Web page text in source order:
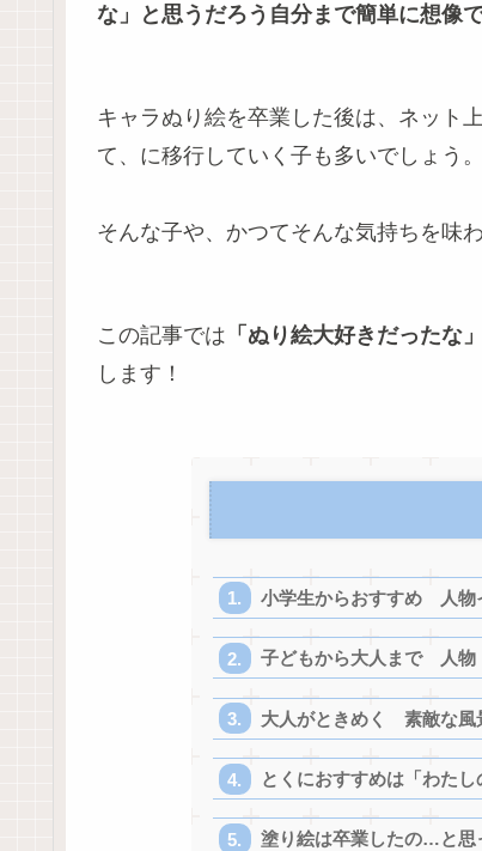
な」と思うだろう自分まで簡単に想像
キャラぬり絵を卒業した後は、ネット
て、に移行していく子も多いでしょう。
そんな子や、かつてそんな気持ちを味
この記事では 「ぬり絵大好きだったな
します！
小学生からおすすめ 人物
子どもから大人まで 人物
大人がときめく 素敵な風
とくにおすすめは「わたし
塗り絵は卒業したの…と思